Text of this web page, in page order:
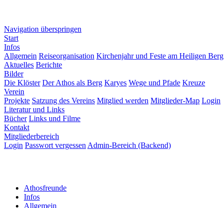
Navigation überspringen
Start
Infos
Allgemein Reiseorganisation Kirchenjahr und Feste am Heiligen Berg
Aktuelles Berichte
Bilder
Die Klöster Der Athos als Berg Karyes Wege und Pfade Kreuze
Verein
Projekte Satzung des Vereins Mitglied werden Mitglieder-Map Login
Literatur und Links
Bücher Links und Filme
Kontakt
Mitgliederbereich
Login Passwort vergessen Admin-Bereich (Backend)
Athosfreunde
Infos
Allgemein